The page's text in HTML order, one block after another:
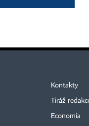
Kontakty
Tiráž
Economia